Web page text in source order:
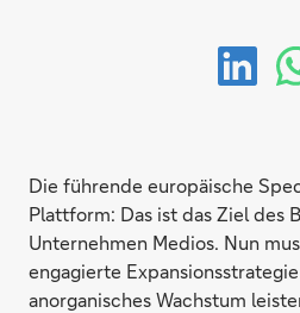
Die führende europäische
Plattform: Das ist das Ziel des
Unternehmen Medios. Nun
engagierte
anorganisches Wachstum